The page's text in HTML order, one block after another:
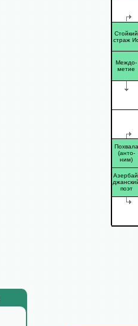
Стойкий
страж
Междо-
метие
Похвала
(анто-
ним)
поэт